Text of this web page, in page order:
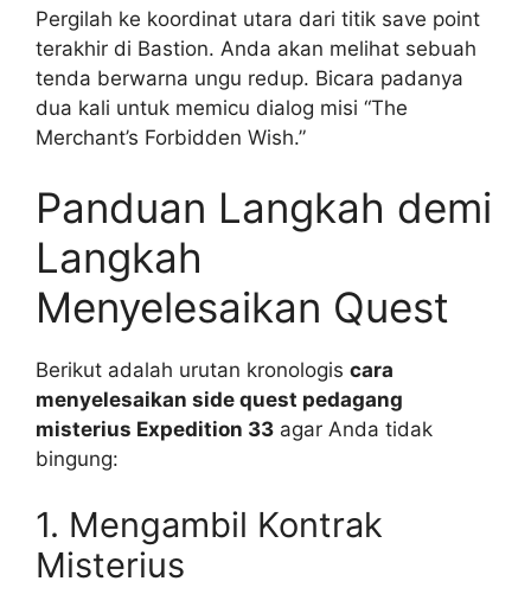
Pergilah ke koordinat utara dari titik save point
terakhir di Bastion. Anda akan melihat sebuah
tenda berwarna ungu redup. Bicara padanya
dua kali untuk memicu dialog misi “The
Merchant’s Forbidden Wish.”
Panduan Langkah demi
Langkah
Menyelesaikan Quest
Berikut adalah urutan kronologis cara
menyelesaikan side quest pedagang
misterius Expedition 33 agar Anda tidak
bingung:
1. Mengambil Kontrak
Misterius